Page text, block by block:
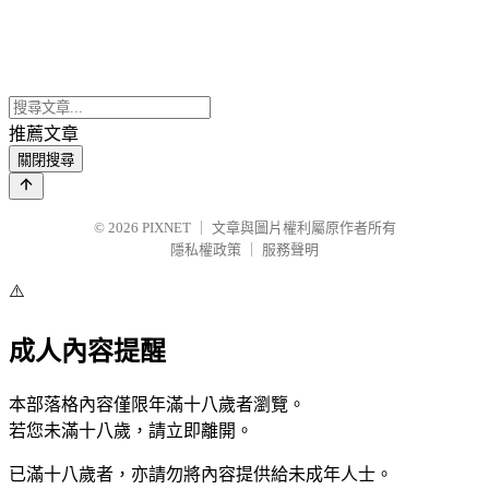
推薦文章
關閉搜尋
© 2026 PIXNET
文章與圖片權利屬原作者所有
隱私權政策
服務聲明
⚠️
成人內容提醒
本部落格內容僅限年滿十八歲者瀏覽。
若您未滿十八歲，請立即離開。
已滿十八歲者，亦請勿將內容提供給未成年人士。